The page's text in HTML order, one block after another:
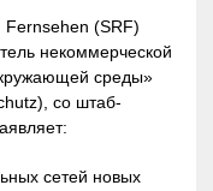
Fernsehen (SRF)
некоммерческой
среды»
со штаб-
сетей новых